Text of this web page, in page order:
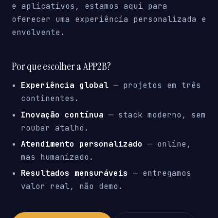
e aplicativos, estamos aqui para
oferecer uma experiência personalizada e
envolvente.
Por que escolher a APP2B?
Experiência global — projetos em três
continentes.
Inovação contínua — stack moderno, sem
roubar atalho.
Atendimento personalizado — online,
mas humanizado.
Resultados mensuráveis — entregamos
valor real, não demo.